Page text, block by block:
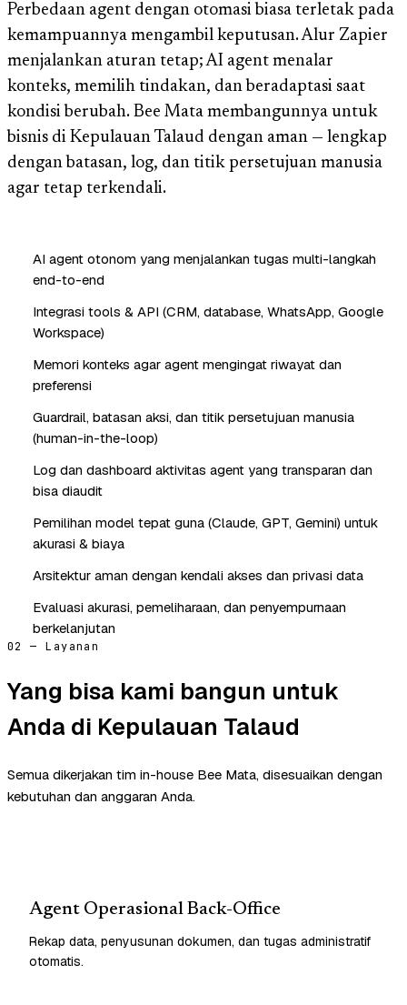
Perbedaan agent dengan otomasi biasa terletak pada
kemampuannya mengambil keputusan. Alur Zapier
menjalankan aturan tetap; AI agent menalar
konteks, memilih tindakan, dan beradaptasi saat
kondisi berubah. Bee Mata membangunnya untuk
bisnis di Kepulauan Talaud dengan aman — lengkap
dengan batasan, log, dan titik persetujuan manusia
agar tetap terkendali.
AI agent otonom yang menjalankan tugas multi-langkah
end-to-end
Integrasi tools & API (CRM, database, WhatsApp, Google
Workspace)
Memori konteks agar agent mengingat riwayat dan
preferensi
Guardrail, batasan aksi, dan titik persetujuan manusia
(human-in-the-loop)
Log dan dashboard aktivitas agent yang transparan dan
bisa diaudit
Pemilihan model tepat guna (Claude, GPT, Gemini) untuk
akurasi & biaya
Arsitektur aman dengan kendali akses dan privasi data
Evaluasi akurasi, pemeliharaan, dan penyempurnaan
berkelanjutan
02 — Layanan
Yang bisa kami bangun untuk
Anda di Kepulauan Talaud
Semua dikerjakan tim in-house Bee Mata, disesuaikan dengan
kebutuhan dan anggaran Anda.
Agent Operasional Back-Office
Rekap data, penyusunan dokumen, dan tugas administratif
otomatis.